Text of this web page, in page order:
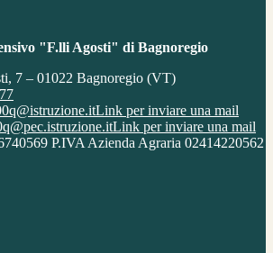
"F.lli Agosti" di Bagnoregio
7 – 01022 Bagnoregio (VT)
Link per inviare una mail
Link per inviare una mail
P.IVA Azienda Agraria 02414220562